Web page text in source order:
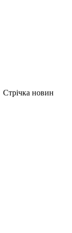
Стрічка новин